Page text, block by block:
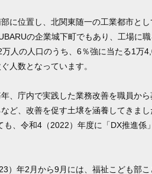
に位置し、北関東随一の工業都市とし
の企業城下町でもあり、工場に
万人の人口のうち、6％強に当たる1万
人数となっています。
、庁内で実践した業務改善を職員か
ど、改善を促す土壌を涵養してきまし
も、令和4（2022）年度に「DX推進係
）年2月から9月には、福祉こども部